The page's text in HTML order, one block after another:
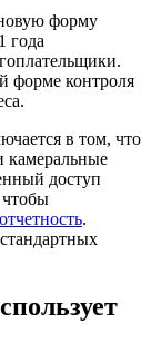
форму
года
форме контроля
в том, что
камеральные
доступ
.